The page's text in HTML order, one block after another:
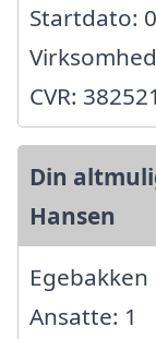
Startdato:
CVR:
Din
Hansen
Ansatte: 1